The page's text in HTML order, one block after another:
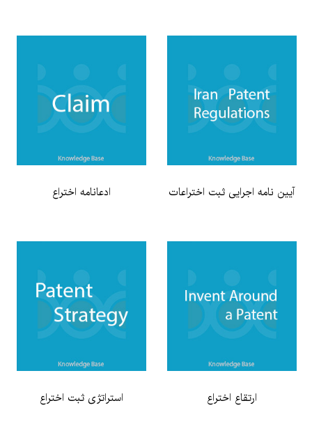
آیین نامه اجرایی ثبت اختراعات ادعانامه اختراع
ارتقاع اختراع استراتژی ثبت اختراع